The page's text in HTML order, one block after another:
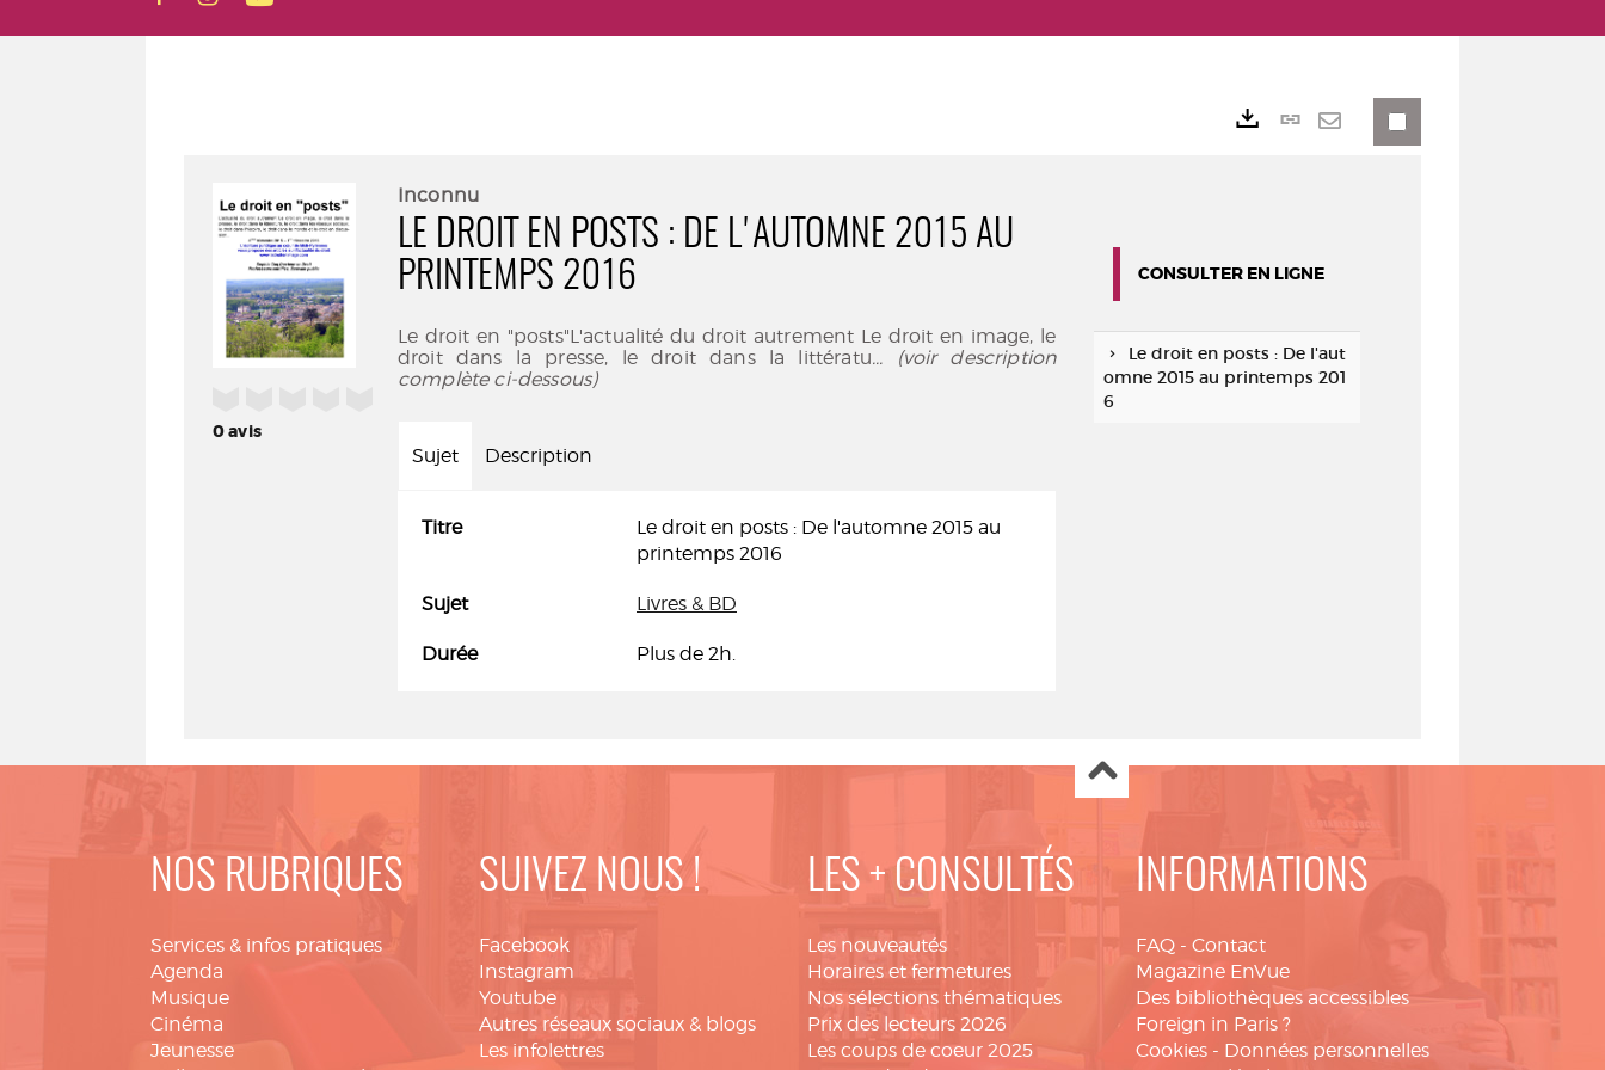
0avis
Inconnu
LE DROIT EN POSTS : DE L'AUTOMNE 2015 AU
PRINTEMPS 2016
Le droit en "posts"L'actualité du droit autrement Le droit en image, le
droit dans la presse, le droit dans la littératu... (voir description
complète ci-dessous)
Sujet Description
Titre
Le droit en posts : De l'automne 2015 au
printemps 2016
Sujet Livres & BD
Durée Plus de 2h.
Lien
CONSULTER EN LIGNE
Le droit en posts : De l'aut
omne 2015 au printemps 201
6
NOS RUBRIQUES
Services & infos pratiques
Agenda
Musique
Cinéma
Jeunesse
SUIVEZ NOUS !
Facebook
Instagram
Youtube
Autres réseaux sociaux & blogs
Les infolettres
LES + CONSULTÉS
Les nouveautés
Horaires et fermetures
Nos sélections thématiques
Prix des lecteurs 2026
Les coups de coeur 2025
INFORMATIONS
FAQ - Contact
Magazine EnVue
Des bibliothèques accessibles
Foreign in Paris ?
Cookies - Données personnelles